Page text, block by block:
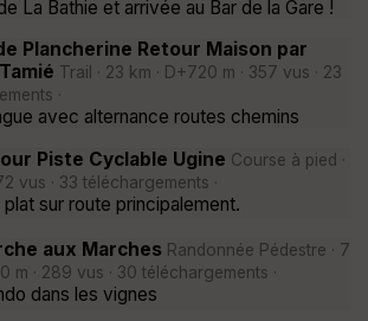
La Bathie et arrivée au Bar de la Gare !
Plancherine Retour Maison par
Trail · 23 km · D+720 m · 357 vus · 23
·
avec alternance routes chemins
Piste Cyclable Ugine Course à pied ·
vus · 33 téléchargements ·
plat sur route principalement.
aux Marches Randonnée Pédestre · 7
m · 289 vus · 30 téléchargements ·
dans les vignes